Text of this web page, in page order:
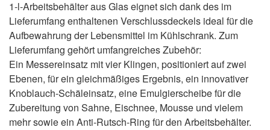
1-l-Arbeitsbehälter aus Glas eignet sich dank des im
Lieferumfang enthaltenen Verschlussdeckels ideal für die
Aufbewahrung der Lebensmittel im Kühlschrank. Zum
Lieferumfang gehört umfangreiches Zubehör:
Ein Messereinsatz mit vier Klingen, positioniert auf zwei
Ebenen, für ein gleichmäßiges Ergebnis, ein innovativer
Knoblauch-Schäleinsatz, eine Emulgierscheibe für die
Zubereitung von Sahne, Eischnee, Mousse und vielem
mehr sowie ein Anti-Rutsch-Ring für den Arbeitsbehälter.